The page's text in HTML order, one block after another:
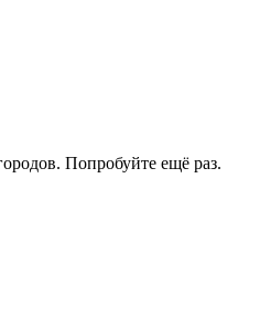
Попробуйте ещё раз.